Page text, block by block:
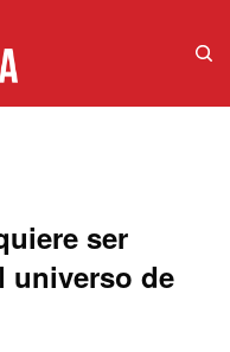
ser
universo de